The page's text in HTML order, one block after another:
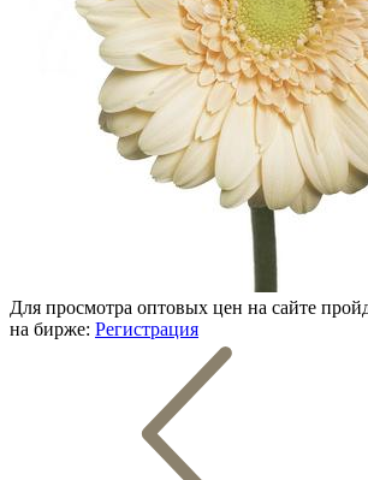
Для просмотра оптовых цен на сайте
на бирже: Регистрация